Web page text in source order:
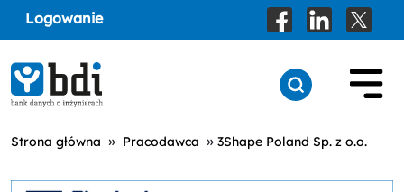
Logowanie
Strona główna » Pracodawca » 3Shape Poland Sp. z o.o.